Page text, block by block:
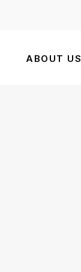
ABOUT US